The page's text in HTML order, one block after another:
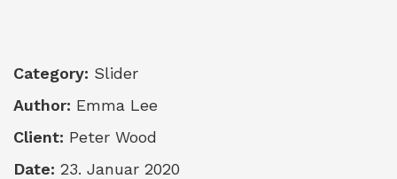
Category: Slider
Author: Emma Lee
Client: Peter Wood
Date: 23. Januar 2020